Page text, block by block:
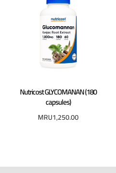
Nutricost GLYCOMANAN (180
capsules)
MRU1,250.00